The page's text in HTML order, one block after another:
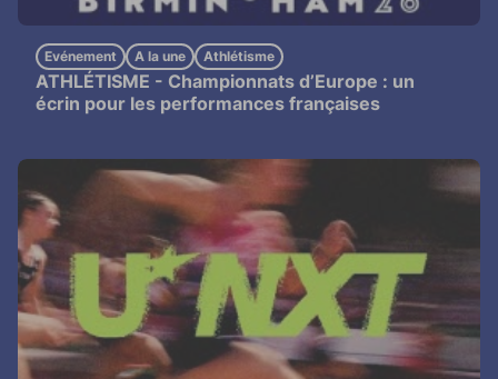
ATHLÉTISME - Championnats d’Europe : un
écrin pour les performances françaises
Evénement A la une Athlétisme